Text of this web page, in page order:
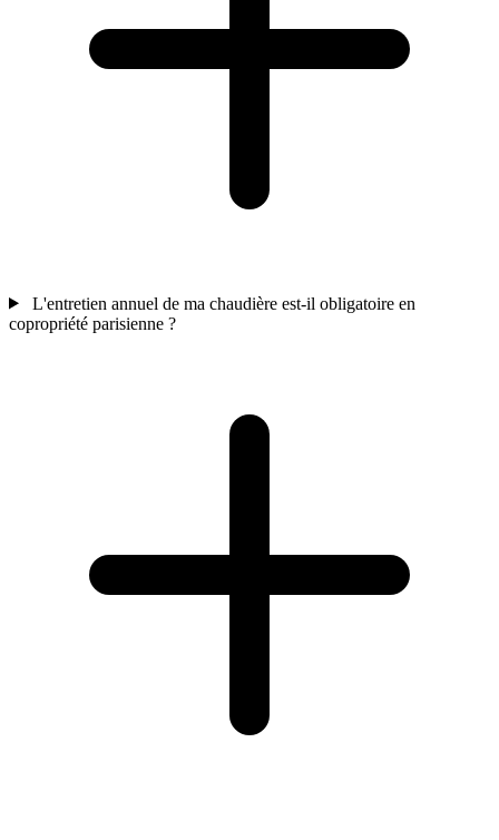
L'entretien annuel de ma chaudière est-il obligatoire en
copropriété parisienne ?